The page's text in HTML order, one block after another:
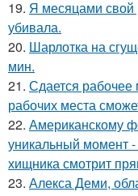
19. Я месяцами
убивала.
20. Шарлотка на
мин.
21. Сдается рабочее
рабочих места
22. Американскому
уникальный момент -
хищника смотрит
23. Алекса Деми,